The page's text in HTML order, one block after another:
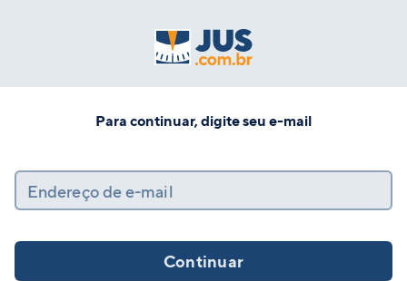
Para continuar, digite seu e-mail
Endereço de e-mail
Continuar